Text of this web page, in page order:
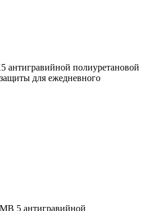
антигравийной полиуретановой
для ежедневного
5 антигравийной